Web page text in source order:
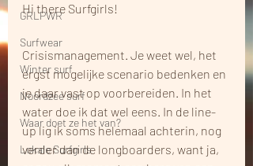
GRLPWR
Surfwear
Winter surf
Noordzee surf
Waar doet ze het van?
Lokale Surfgirls
Hi there Surfgirls!
Crisismanagement. Je weet wel, het
ergst mogelijke scenario bedenken en
je daar vast op voorbereiden. In het
water doe ik dat wel eens. In de line-
up lig ik soms helemaal achterin, nog
verder dan de longboarders, want ja,